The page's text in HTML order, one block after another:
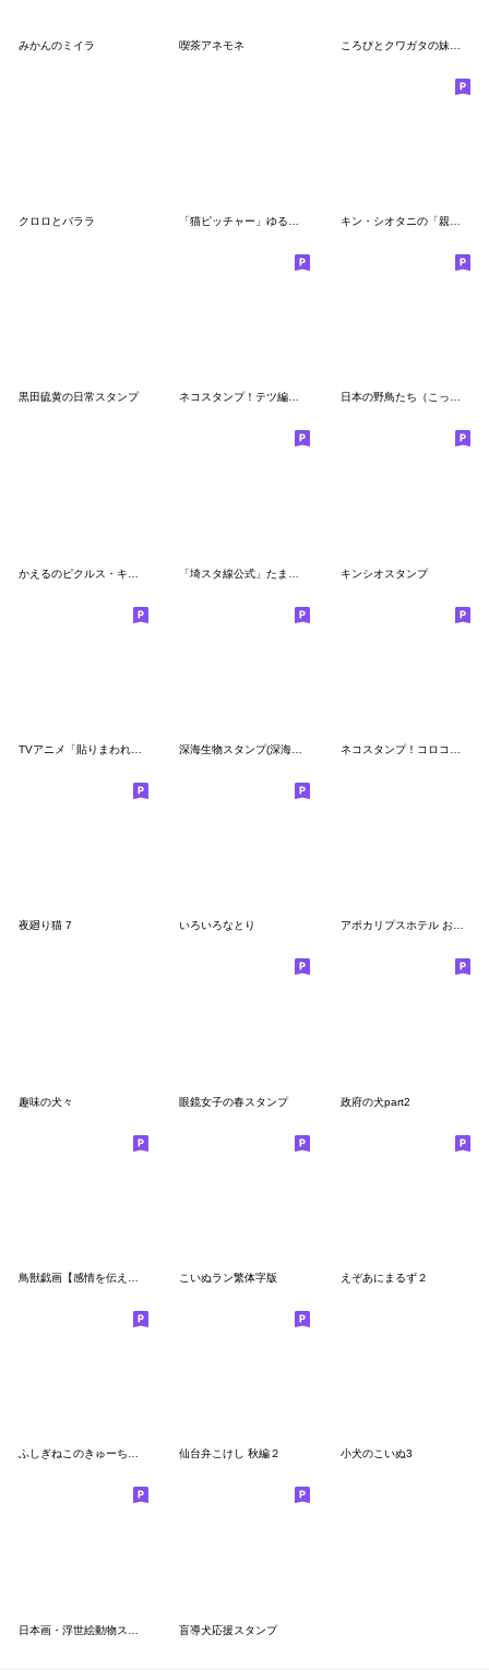
みかんのミイラ 喫茶アネモネ ころぴとクワガタの妹スタンプ
クロロとバララ
黒田硫黄の日常スタンプ ネコスタンプ！テツ編 コロコロ毛玉日記 日本の野鳥たち（こってり）
キンシオスタンプ
夜廻り猫 7 いろいろなとり アポカリプスホテル おもてなしスタンプ2
趣味の犬々 眼鏡女子の春スタンプ 政府の犬part2
こいぬラン繁体字版 えぞあにまるず２
ふしぎねこのきゅーちゃん 仙台弁こけし 秋編２ 小犬のこいぬ3
盲導犬応援スタンプ